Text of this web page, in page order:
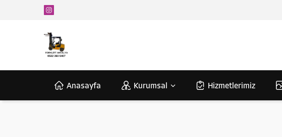
Anasayfa Kurumsal Hizmetlerimiz